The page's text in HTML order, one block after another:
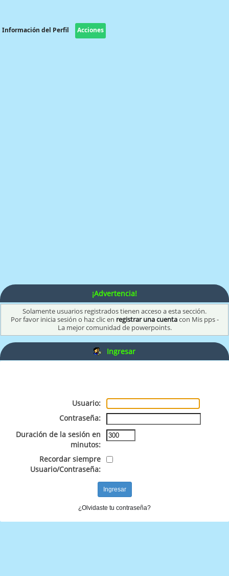
Información del Perfil Acciones
¡Advertencia!
Solamente usuarios registrados tienen acceso a esta sección.
Por favor inicia sesión o haz clic en registrar una cuentacon Mis pps -
La mejor comunidad de powerpoints.
Ingresar
Usuario:
Contraseña:
Duración de la sesión en
minutos:
Recordar siempre
Usuario/Contraseña:
¿Olvidaste tu contraseña?